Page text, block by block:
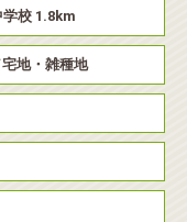
校 1.8km
地・雑種地